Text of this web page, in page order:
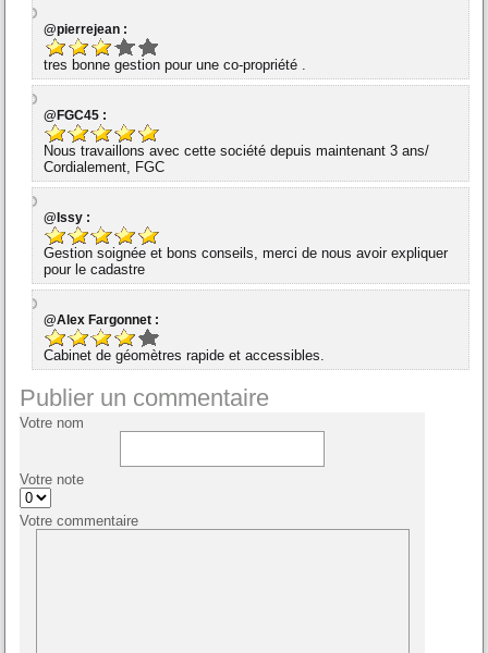
@pierrejean :
tres bonne gestion pour une co-propriété .
@FGC45 :
Nous travaillons avec cette société depuis maintenant 3 ans/
Cordialement, FGC
@Issy :
Gestion soignée et bons conseils, merci de nous avoir expliquer
pour le cadastre
@Alex Fargonnet :
Cabinet de géomètres rapide et accessibles.
Publier un commentaire
Votre nom
Votre note
Votre commentaire